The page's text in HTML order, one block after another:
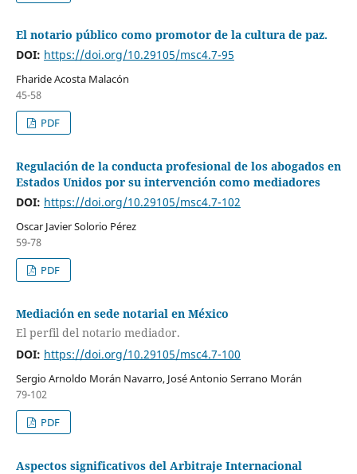
El notario público como promotor de la cultura de paz.
DOI: https://doi.org/10.29105/msc4.7-95
Fharide Acosta Malacón
45-58
PDF
Regulación de la conducta profesional de los abogados en
Estados Unidos por su intervención como mediadores
DOI: https://doi.org/10.29105/msc4.7-102
Oscar Javier Solorio Pérez
59-78
PDF
Mediación en sede notarial en México
El perfil del notario mediador.
DOI: https://doi.org/10.29105/msc4.7-100
Sergio Arnoldo Morán Navarro, José Antonio Serrano Morán
79-102
PDF
Aspectos significativos del Arbitraje Internacional